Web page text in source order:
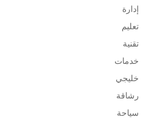
إدارة
تعليم
تقنية
خدمات
خليجي
رشاقة
سياحة